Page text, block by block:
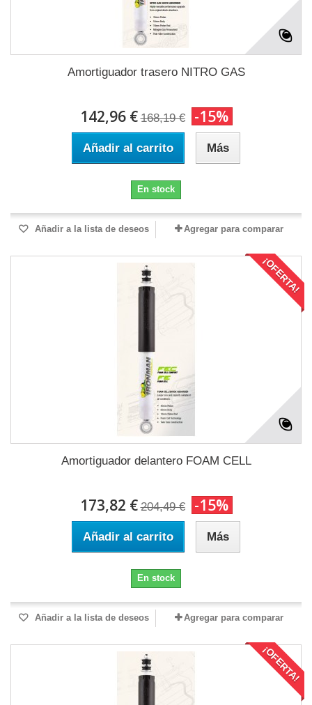
Amortiguador trasero NITRO GAS
142,96 € 168,19 € -15%
Añadir al carrito Más
En stock
Añadir a la lista de deseos Agregar para comparar
¡OFERTA!
Amortiguador delantero FOAM CELL
173,82 € 204,49 € -15%
Añadir al carrito Más
En stock
Añadir a la lista de deseos Agregar para comparar
¡OFERTA!